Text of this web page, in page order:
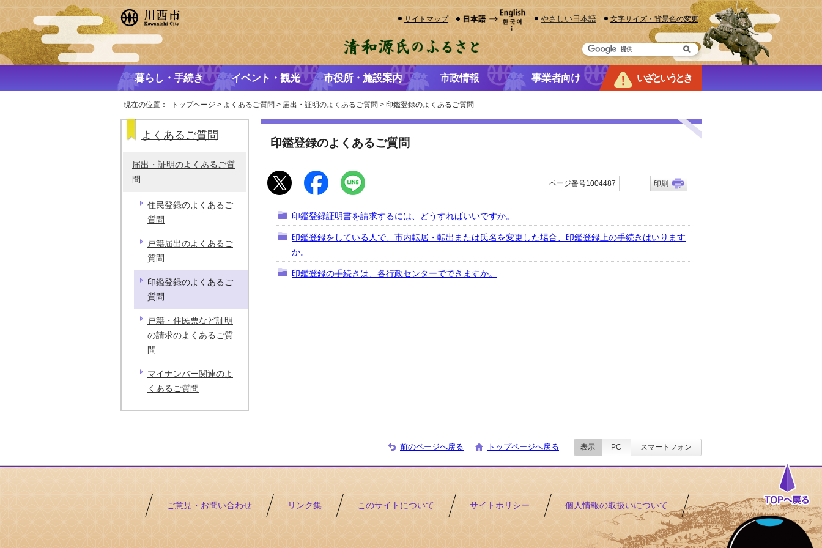
サイトマップ やさしい日本語 文字サイズ・背景色の変更
暮らし・手続き イベント・観光 市役所・施設案内 市政情報 事業者向け いざというとき
現在の位置： トップページ > よくあるご質問 > 届出・証明のよくあるご質問 > 印鑑登録のよくあるご質問
印鑑登録のよくあるご質問
ページ番号1004487 印刷
印鑑登録証明書を請求するには、どうすればいいですか。
印鑑登録をしている人で、市内転居・転出または氏名を変更した場合、印鑑登録上の手続きはいります
か。
印鑑登録の手続きは、各行政センターでできますか。
よくあるご質問
届出・証明のよくあるご質
問
住民登録のよくあるご
質問
戸籍届出のよくあるご
質問
印鑑登録のよくあるご
質問
戸籍・住民票など証明
の請求のよくあるご質
問
マイナンバー関連のよ
くあるご質問
前のページへ戻る トップページへ戻る 表示 PC スマートフォン
ご意見・お問い合わせ リンク集 このサイトについて サイトポリシー 個人情報の取扱いについて